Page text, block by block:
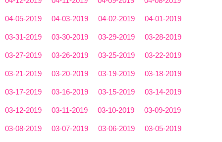
04-05-2019 04-03-2019 04-02-2019 04-01-2019
03-31-2019 03-30-2019 03-29-2019 03-28-2019
03-27-2019 03-26-2019 03-25-2019 03-22-2019
03-21-2019 03-20-2019 03-19-2019 03-18-2019
03-17-2019 03-16-2019 03-15-2019 03-14-2019
03-12-2019 03-11-2019 03-10-2019 03-09-2019
03-08-2019 03-07-2019 03-06-2019 03-05-2019